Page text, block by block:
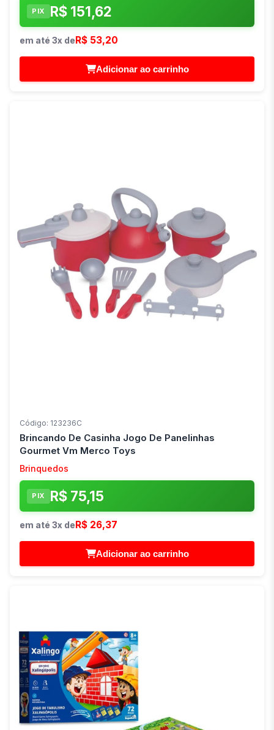
PIX R$ 151,62
em até 3x de R$ 53,20
Adicionar ao carrinho
Código: 123236C
Brincando De Casinha Jogo De Panelinhas
Gourmet Vm Merco Toys
Brinquedos
PIX R$ 75,15
em até 3x de R$ 26,37
Adicionar ao carrinho